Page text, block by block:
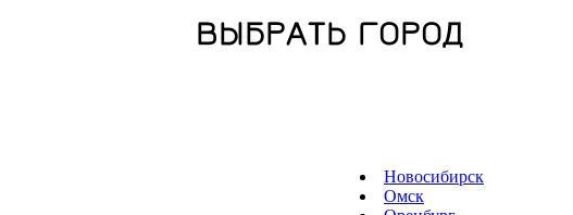
ВЫБРАТЬ ГОРОД
Новосибирск
Омск